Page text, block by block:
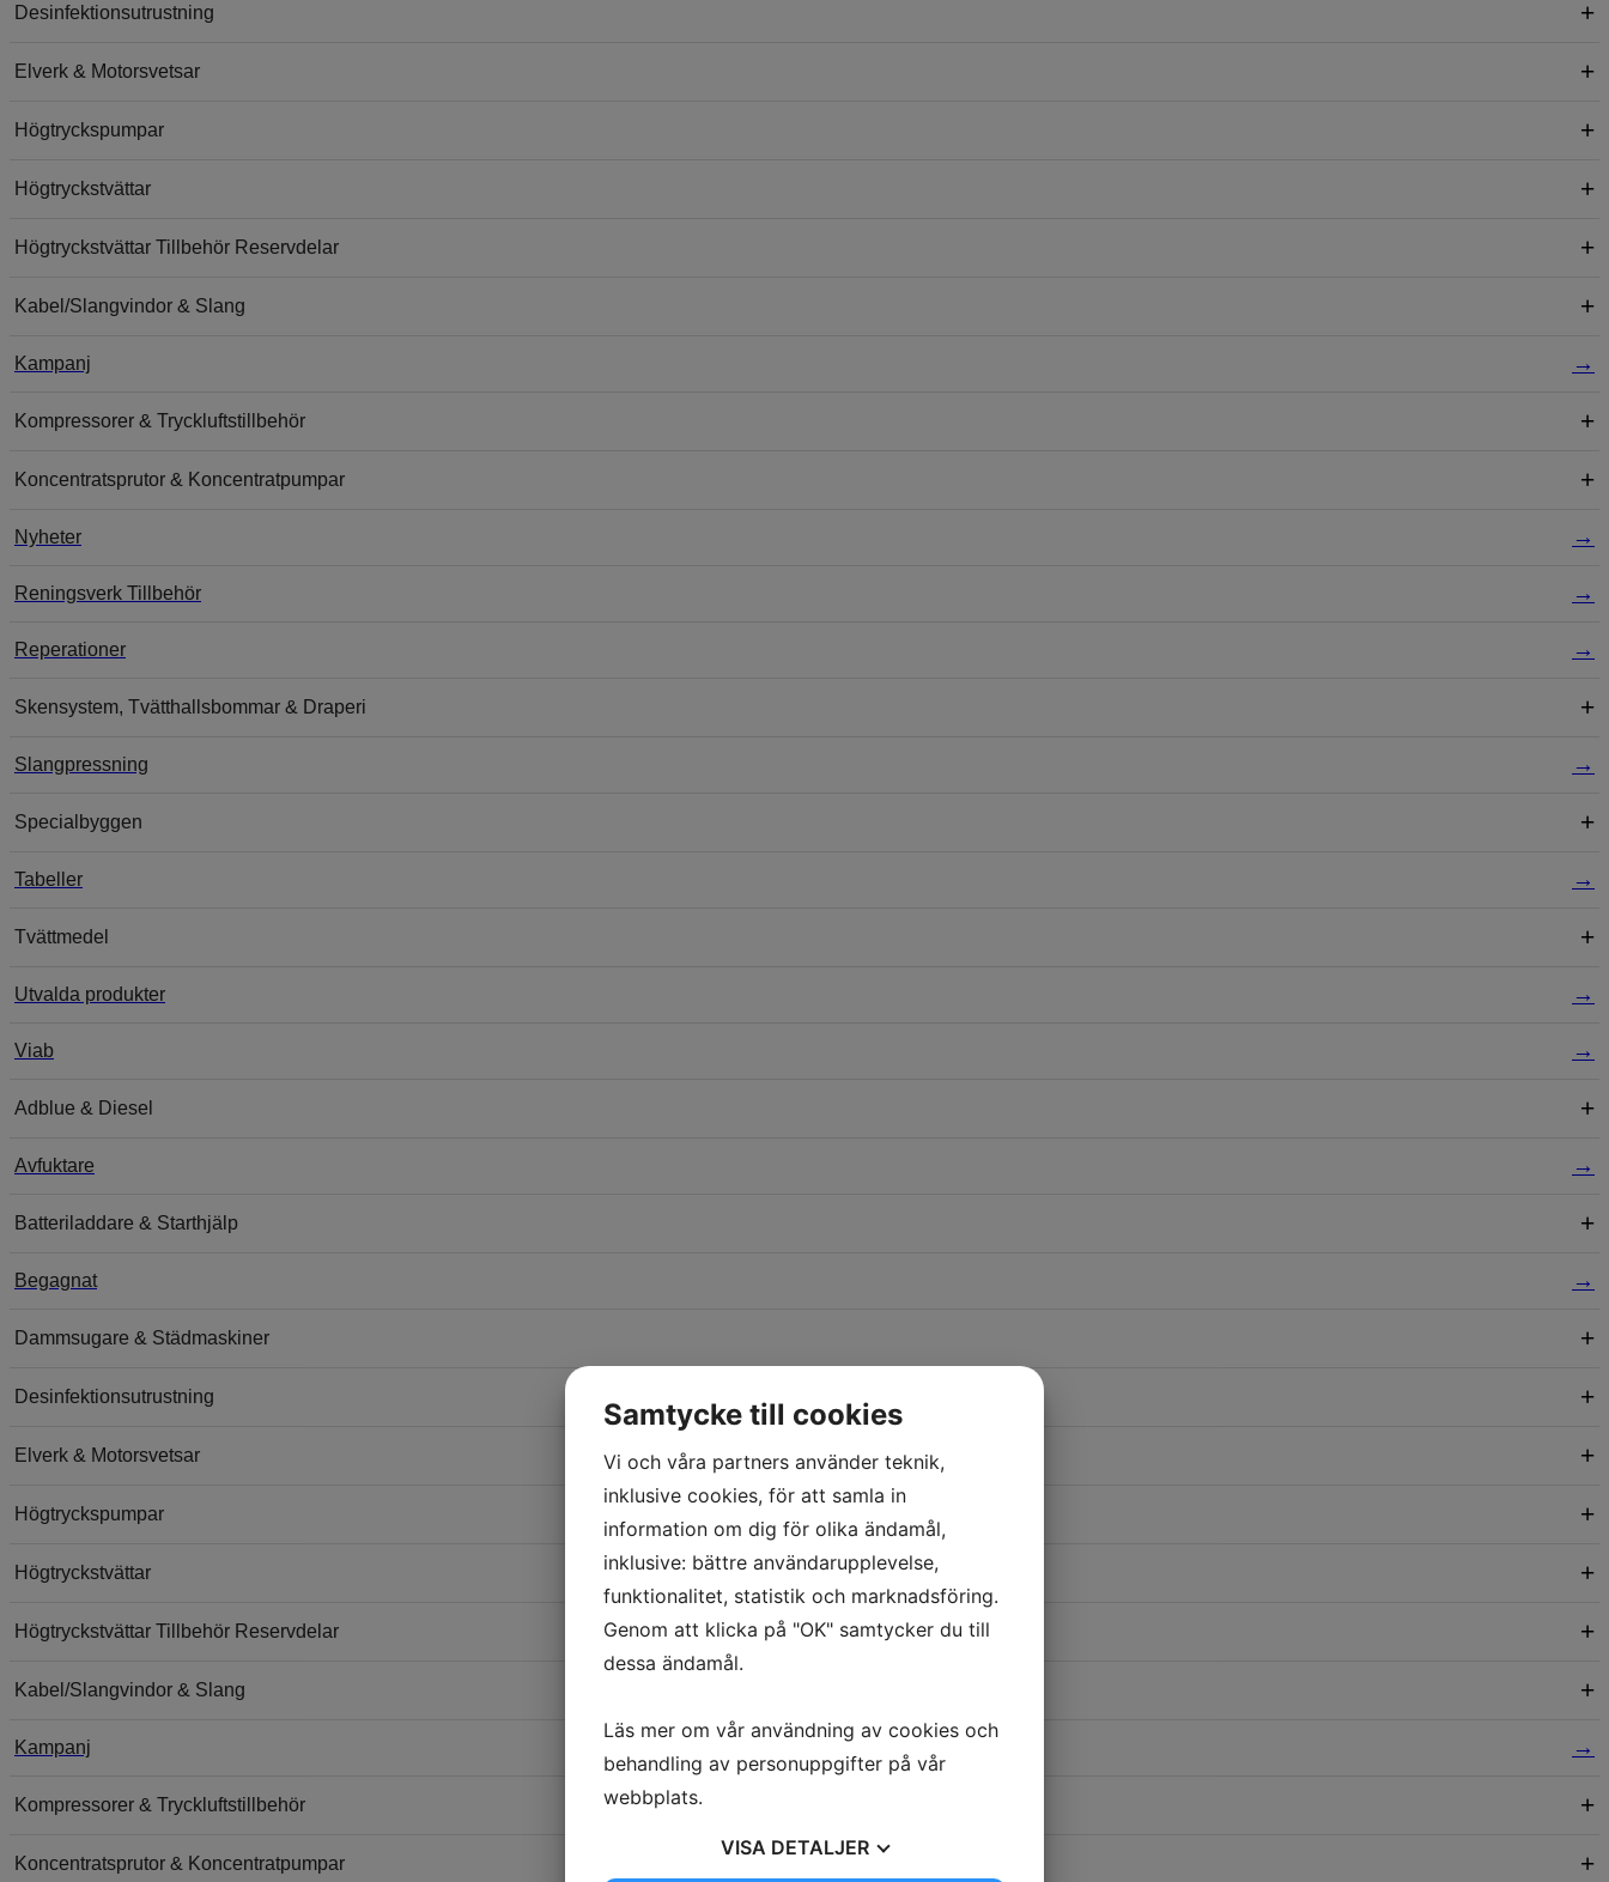
Desinfektionsutrustning
Elverk & Motorsvetsar
Högtryckspumpar
Högtryckstvättar
Högtryckstvättar Tillbehör Reservdelar
Kabel/Slangvindor & Slang
Kampanj
Kompressorer & Tryckluftstillbehör
Koncentratsprutor & Koncentratpumpar
Nyheter
Reningsverk Tillbehör
Reperationer
Skensystem, Tvätthallsbommar & Draperi
Slangpressning
Specialbyggen
Tabeller
Tvättmedel
Utvalda produkter
Viab
Adblue & Diesel
Avfuktare
Batteriladdare & Starthjälp
Begagnat
Dammsugare & Städmaskiner
Desinfektionsutrustning
Elverk & Motorsvetsar
Högtryckspumpar
Högtryckstvättar
Högtryckstvättar Tillbehör Reservdelar
Kabel/Slangvindor & Slang
Kampanj
Kompressorer & Tryckluftstillbehör
Koncentratsprutor & Koncentratpumpar
Samtycke till cookies
Vi och våra partners använder teknik,
inklusive cookies, för att samla in
information om dig för olika ändamål,
inklusive: bättre användarupplevelse,
funktionalitet, statistik och marknadsföring.
Genom att klicka på "OK" samtycker du till
dessa ändamål.
Läs mer om vår användning av cookies och
behandling av personuppgifter på vår
webbplats.
VISA DETALJER